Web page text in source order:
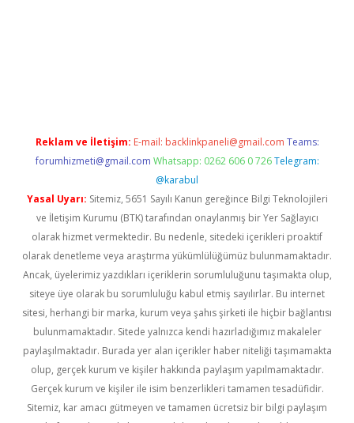
Reklam ve İletişim: E-mail: backlinkpaneli@gmail.com Teams:
forumhizmeti@gmail.com Whatsapp: 0262 606 0 726 Telegram:
@karabul
Yasal Uyarı: Sitemiz, 5651 Sayılı Kanun gereğince Bilgi Teknolojileri
ve İletişim Kurumu (BTK) tarafından onaylanmış bir Yer Sağlayıcı
olarak hizmet vermektedir. Bu nedenle, sitedeki içerikleri proaktif
olarak denetleme veya araştırma yükümlülüğümüz bulunmamaktadır.
Ancak, üyelerimiz yazdıkları içeriklerin sorumluluğunu taşımakta olup,
siteye üye olarak bu sorumluluğu kabul etmiş sayılırlar. Bu internet
sitesi, herhangi bir marka, kurum veya şahıs şirketi ile hiçbir bağlantısı
bulunmamaktadır. Sitede yalnızca kendi hazırladığımız makaleler
paylaşılmaktadır. Burada yer alan içerikler haber niteliği taşımamakta
olup, gerçek kurum ve kişiler hakkında paylaşım yapılmamaktadır.
Gerçek kurum ve kişiler ile isim benzerlikleri tamamen tesadüfidir.
Sitemiz, kar amacı gütmeyen ve tamamen ücretsiz bir bilgi paylaşım